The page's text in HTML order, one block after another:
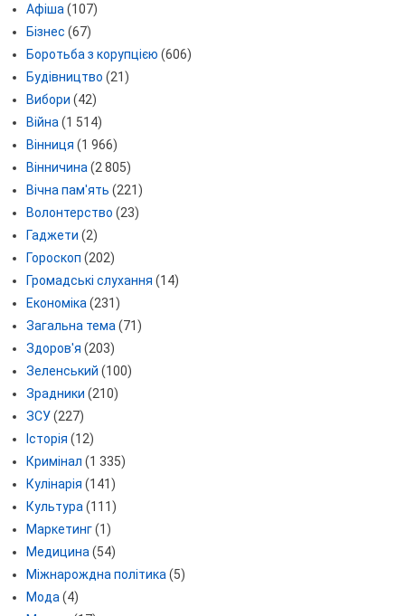
Афіша (107)
Бізнес (67)
Боротьба з корупцією (606)
Будівництво (21)
Вибори (42)
Війна (1 514)
Вінниця (1 966)
Вінничина (2 805)
Вічна пам'ять (221)
Волонтерство (23)
Гаджети (2)
Гороскоп (202)
Громадські слухання (14)
Економіка (231)
Загальна тема (71)
Здоров'я (203)
Зеленський (100)
Зрадники (210)
ЗСУ(227)
Історія (12)
Кримінал (1 335)
Кулінарія (141)
Культура (111)
Маркетинг(1)
Медицина (54)
Міжнарождна політика (5)
Мода (4)